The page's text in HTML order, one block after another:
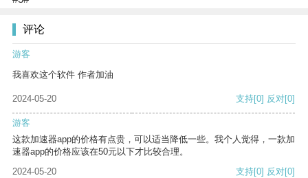
评论
游客
我喜欢这个软件 作者加油
2024-05-20 支持[0] 反对[0]
游客
这款加速器app的价格有点贵，可以适当降低一些。我个人觉得，一款加
速器app的价格应该在50元以下才比较合理。
2024-05-20
支持[0] 反对[0]